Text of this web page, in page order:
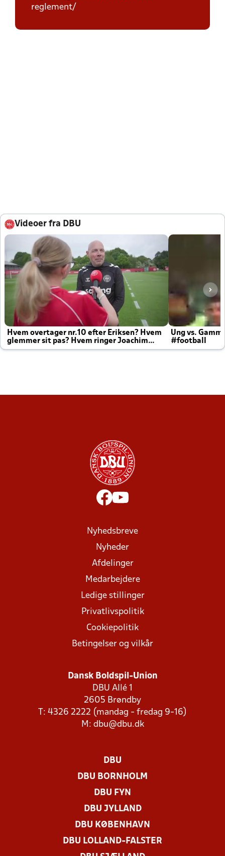
reglement/
Videoer fra DBU
Hvem overtager nr.10 efter Eriksen? Hvem
glemmer sit pas? Hvem ringer Joachim
altid til efter kampe?
Ung vs.
#football
Nyhedsbreve
Nyheder
Afdelinger
Medarbejdere
Ledige stillinger
Privatlivspolitik
Cookiepolitik
Betingelser og vilkår
Dansk Boldspil-Union
DBU Allé 1
2605 Brøndby
T: 4326 2222 (mandag - fredag 9-16)
M: dbu@dbu.dk
DBU
DBU BORNHOLM
DBU FYN
DBU JYLLAND
DBU KØBENHAVN
DBU LOLLAND-FALSTER